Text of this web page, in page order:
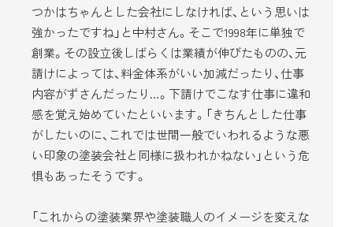
つかはちゃんとした会社にしなければ、という思いは
強かったですね」と中村さん。そこで1998年に単独で
創業。その設立後しばらくは業績が伸びたものの、元
請けによっては、料金体系がいい加減だったり、仕事
内容がずさんだったり…。下請けでこなす仕事に違和
感を覚え始めていたといいます。「きちんとした仕事
がしたいのに、これでは世間一般でいわれるような悪
い印象の塗装会社と同様に扱われかねない」という危
惧もあったそうです。
「これからの塗装業界や塗装職人のイメージを変えな